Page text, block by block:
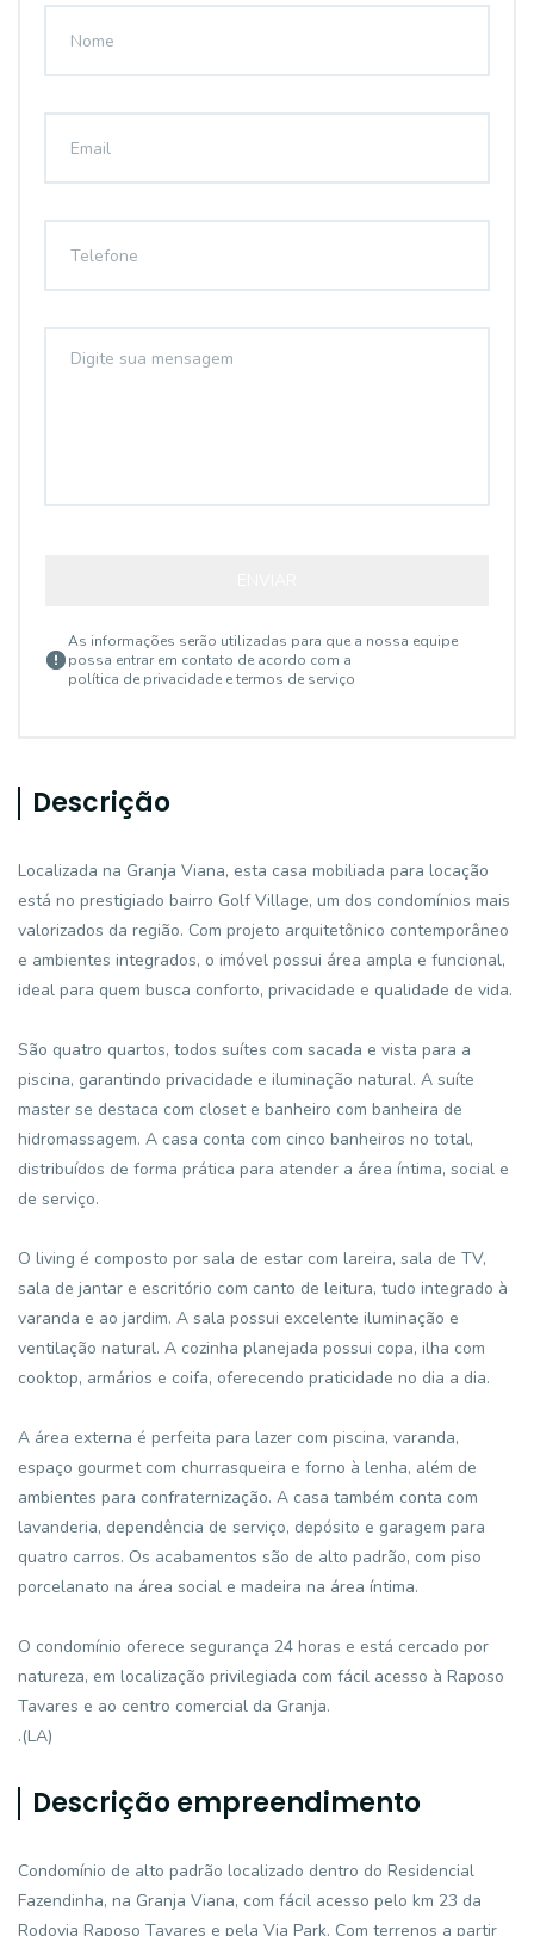
As informações serão utilizadas para que a nossa equipe
possa entrar em contato de acordo com a
política de privacidade e termos de serviço
Descrição
Localizada na Granja Viana, esta casa mobiliada para locação
está no prestigiado bairro Golf Village, um dos condomínios mais
valorizados da região. Com projeto arquitetônico contemporâneo
e ambientes integrados, o imóvel possui área ampla e funcional,
ideal para quem busca conforto, privacidade e qualidade de vida.
São quatro quartos, todos suítes com sacada e vista para a
piscina, garantindo privacidade e iluminação natural. A suíte
master se destaca com closet e banheiro com banheira de
hidromassagem. A casa conta com cinco banheiros no total,
distribuídos de forma prática para atender a área íntima, social e
de serviço.
O living é composto por sala de estar com lareira, sala de TV,
sala de jantar e escritório com canto de leitura, tudo integrado à
varanda e ao jardim. A sala possui excelente iluminação e
ventilação natural. A cozinha planejada possui copa, ilha com
cooktop, armários e coifa, oferecendo praticidade no dia a dia.
A área externa é perfeita para lazer com piscina, varanda,
espaço gourmet com churrasqueira e forno à lenha, além de
ambientes para confraternização. A casa também conta com
lavanderia, dependência de serviço, depósito e garagem para
quatro carros. Os acabamentos são de alto padrão, com piso
porcelanato na área social e madeira na área íntima.
O condomínio oferece segurança 24 horas e está cercado por
natureza, em localização privilegiada com fácil acesso à Raposo
Tavares e ao centro comercial da Granja.
.(LA)
Descrição empreendimento
Condomínio de alto padrão localizado dentro do Residencial
Fazendinha, na Granja Viana, com fácil acesso pelo km 23 da
Rodovia Raposo Tavares e pela Via Park. Com terrenos a partir